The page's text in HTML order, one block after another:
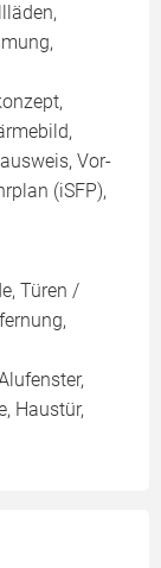
Vor-
(iSFP),
Türen /
Haustür,